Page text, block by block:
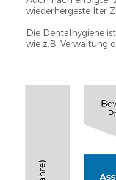
wiederhergestellter
Die Dentalhygiene
wie z.B. Verwaltung